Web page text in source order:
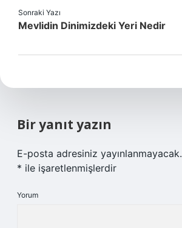
Sonraki Yazı
Mevlidin Dinimizdeki Yeri Nedir
Bir yanıt yazın
E-posta adresiniz yayınlanmayacak.
* ile işaretlenmişlerdir
Yorum